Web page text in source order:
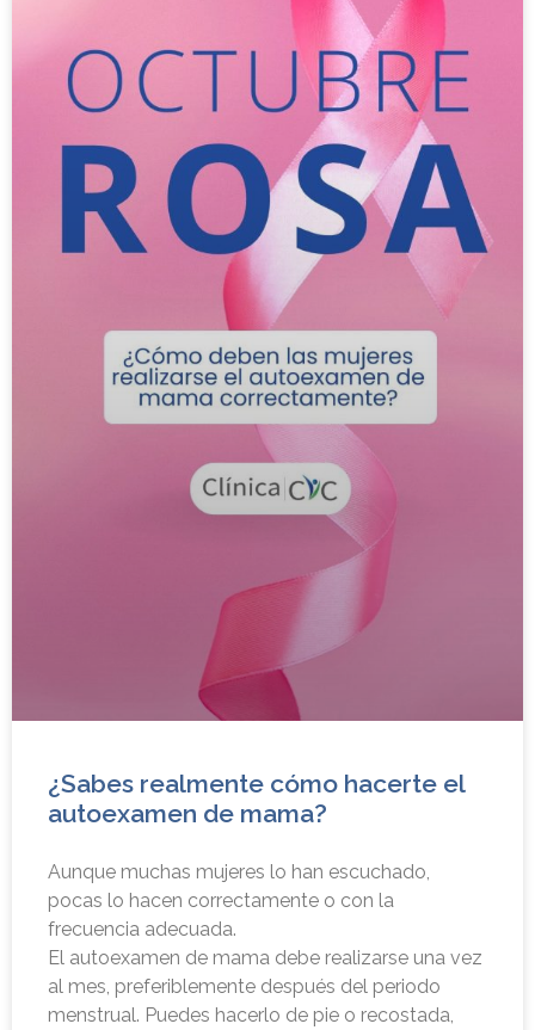
¿Sabes realmente cómo hacerte el
autoexamen de mama?
Aunque muchas mujeres lo han escuchado,
pocas lo hacen correctamente o con la
frecuencia adecuada.
El autoexamen de mama debe realizarse una vez
al mes, preferiblemente después del periodo
menstrual. Puedes hacerlo de pie o recostada,